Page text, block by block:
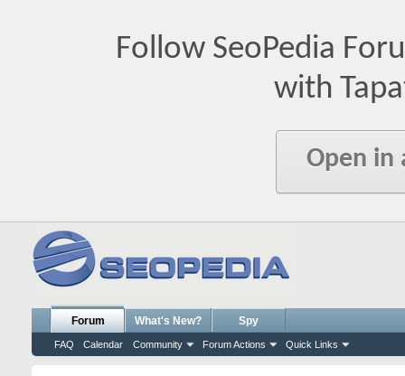
Follow SeoPedia
with
Open in
Forum
FAQ Calendar Community Forum Actions Quick Links
What's New? Spy